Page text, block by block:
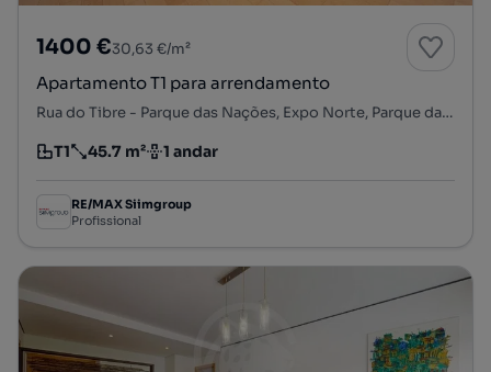
1400 €30,63 €/m²
Apartamento T1 para arrendamento
Rua do Tibre - Parque das Nações, Expo Norte, Parque das Nações, Lisboa, Lisboa
Tipologia
T1
Preço por metro quadrado
45.7 m²
Andar 1 andar
RE/MAX Siimgroup
Profissional